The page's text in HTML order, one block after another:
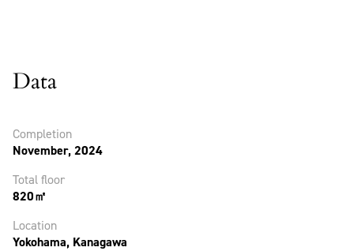
Data
Completion
November, 2024
Total floor
820㎡
Location
Yokohama, Kanagawa